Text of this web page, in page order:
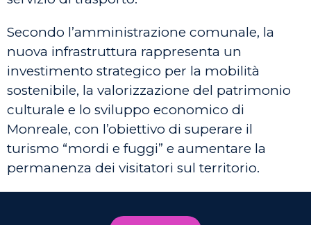
Secondo l’amministrazione comunale, la
nuova infrastruttura rappresenta un
investimento strategico per la mobilità
sostenibile, la valorizzazione del patrimonio
culturale e lo sviluppo economico di
Monreale, con l’obiettivo di superare il
turismo “mordi e fuggi” e aumentare la
permanenza dei visitatori sul territorio.